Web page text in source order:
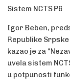
Sistem NCTS P6
Igor Beben,
Republike
kazao je za
uvela sistem
u potpunosti